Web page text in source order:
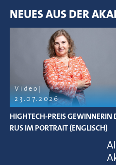
NEUES AUS DER
Video
23.07.2026
HIGHTECH-PREIS GEWINNERIN
RUS IM PORTRAIT (ENGLISCH)